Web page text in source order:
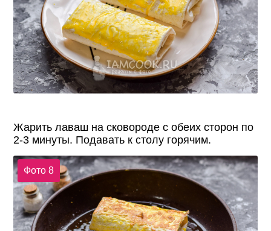
Жарить лаваш на сковороде с обеих сторон по
2-3 минуты. Подавать к столу горячим.
Фото 8